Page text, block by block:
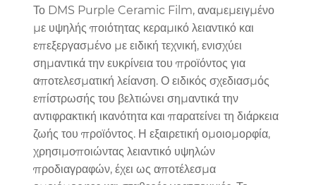
Το DMS Purple Ceramic Film, αναμεμειγμένο
με υψηλής ποιότητας κεραμικό λειαντικό και
επεξεργασμένο με ειδική τεχνική, ενισχύει
σημαντικά την ευκρίνεια του προϊόντος για
αποτελεσματική λείανση. Ο ειδικός σχεδιασμός
επίστρωσής του βελτιώνει σημαντικά την
αντιφρακτική ικανότητα και παρατείνει τη διάρκεια
ζωής του προϊόντος. Η εξαιρετική ομοιομορφία,
χρησιμοποιώντας λειαντικό υψηλών
προδιαγραφών, έχει ως αποτέλεσμα